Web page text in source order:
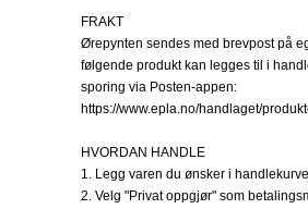
FRAKT
Ørepynten sendes med brevpost på
følgende produkt kan legges til i
sporing via Posten-appen:
https://www.epla.no/handlaget/
HVORDAN HANDLE
1. Legg varen du ønsker i
2. Velg "Privat oppgjør" som